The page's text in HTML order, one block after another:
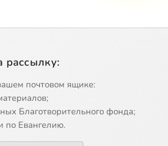
рассылку:
почтовом ящике:
Благотворительного фонда;
по Евангелию.